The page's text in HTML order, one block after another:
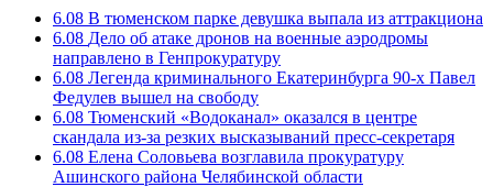
6.08 В тюменском парке девушка выпала из аттракциона
6.08 Дело об атаке дронов на военные аэродромы
направлено в Генпрокуратуру
6.08 Легенда криминального Екатеринбурга 90-х Павел
Федулев вышел на свободу
6.08 Тюменский «Водоканал» оказался в центре
скандала из-за резких высказываний пресс-секретаря
6.08 Елена Соловьева возглавила прокуратуру
Ашинского района Челябинской области